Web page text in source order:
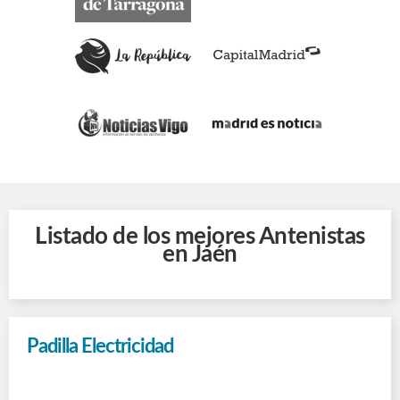
Listado de los mejores Antenistas
en Jaén
Padilla Electricidad